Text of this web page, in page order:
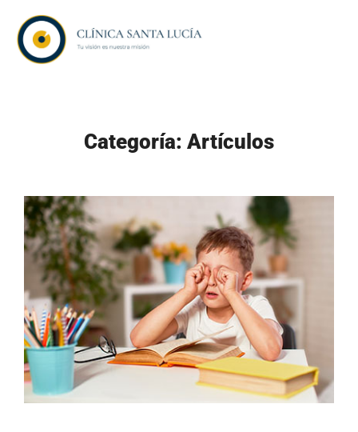
contenido
Categoría: Artículos